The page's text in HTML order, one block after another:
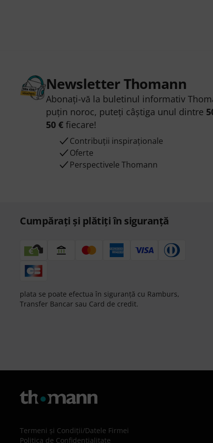
Newsletter Thomann
Abonați-vă la buletinul informativ
puțin noroc, puteți câștiga unul dintre
50 €fiecare!
Contribuții inspiraționale
Oferte
Perspectivele Thomann
Cumpărați și plătiți în siguranță
plata se poate efectua în siguranță cu Ramburs,
Transfer Bancar sau Card de credit.
Termeni şi Condiţii/Datele Firmei
Politica de Confidenţialitate